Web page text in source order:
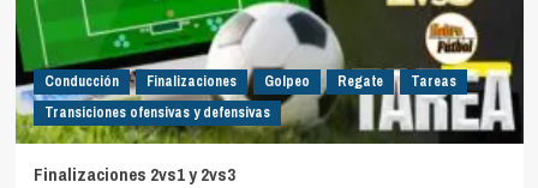
Conducción Finalizaciones Golpeo Regate
Tareas
Transiciones ofensivas y defensivas
Finalizaciones 2vs1 y 2vs3